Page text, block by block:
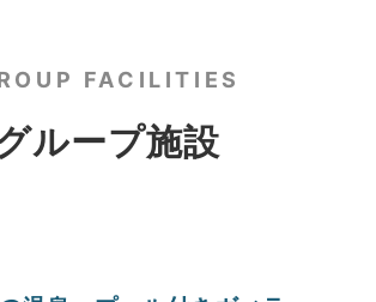
FACILITIES
ループ施設